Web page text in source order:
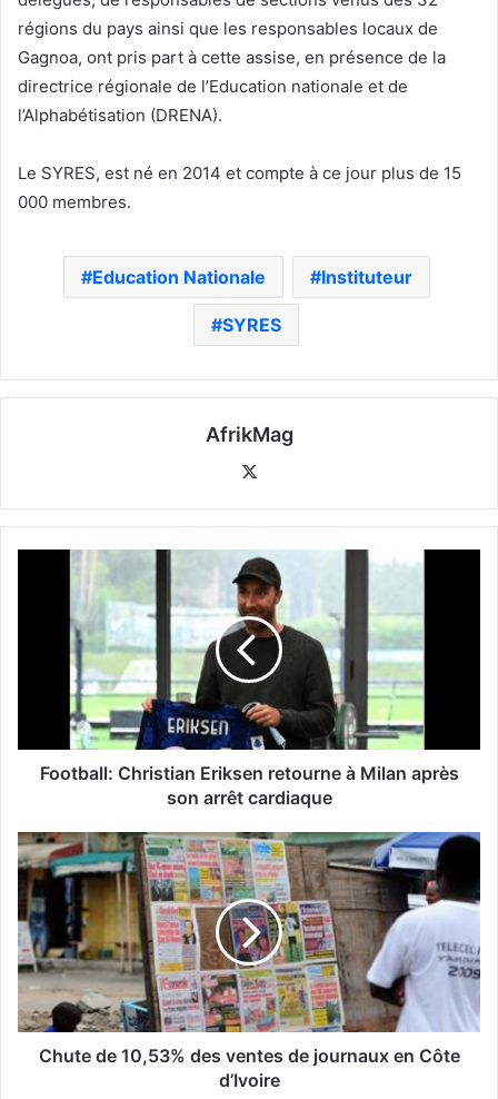
régions du pays ainsi que les responsables locaux de
Gagnoa, ont pris part à cette assise, en présence de la
directrice régionale de l’Education nationale et de
l’Alphabétisation (DRENA).
Le SYRES, est né en 2014 et compte à ce jour plus de 15
000 membres.
Education Nationale Instituteur
SYRES
AfrikMag
Football: Christian Eriksen retourne à Milan après
son arrêt cardiaque
Chute de 10,53% des ventes de journaux en Côte
d’Ivoire